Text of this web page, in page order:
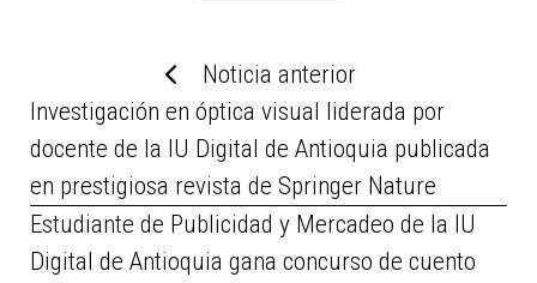
Noticia anterior
Investigación en óptica visual liderada por
docente de la IU Digital de Antioquia publicada
en prestigiosa revista de Springer Nature
Estudiante de Publicidad y Mercadeo de la IU
Digital de Antioquia gana concurso de cuento